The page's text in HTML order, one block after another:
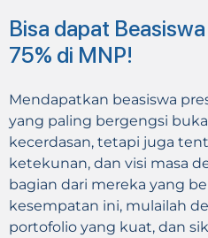
Bisa dapat
75% di MNP!
Mendapatkan beasiswa
yang paling bergengsi
kecerdasan, tetapi juga
ketekunan, dan visi masa
bagian dari mereka yang
kesempatan ini, mulailah
portofolio yang kuat, dan